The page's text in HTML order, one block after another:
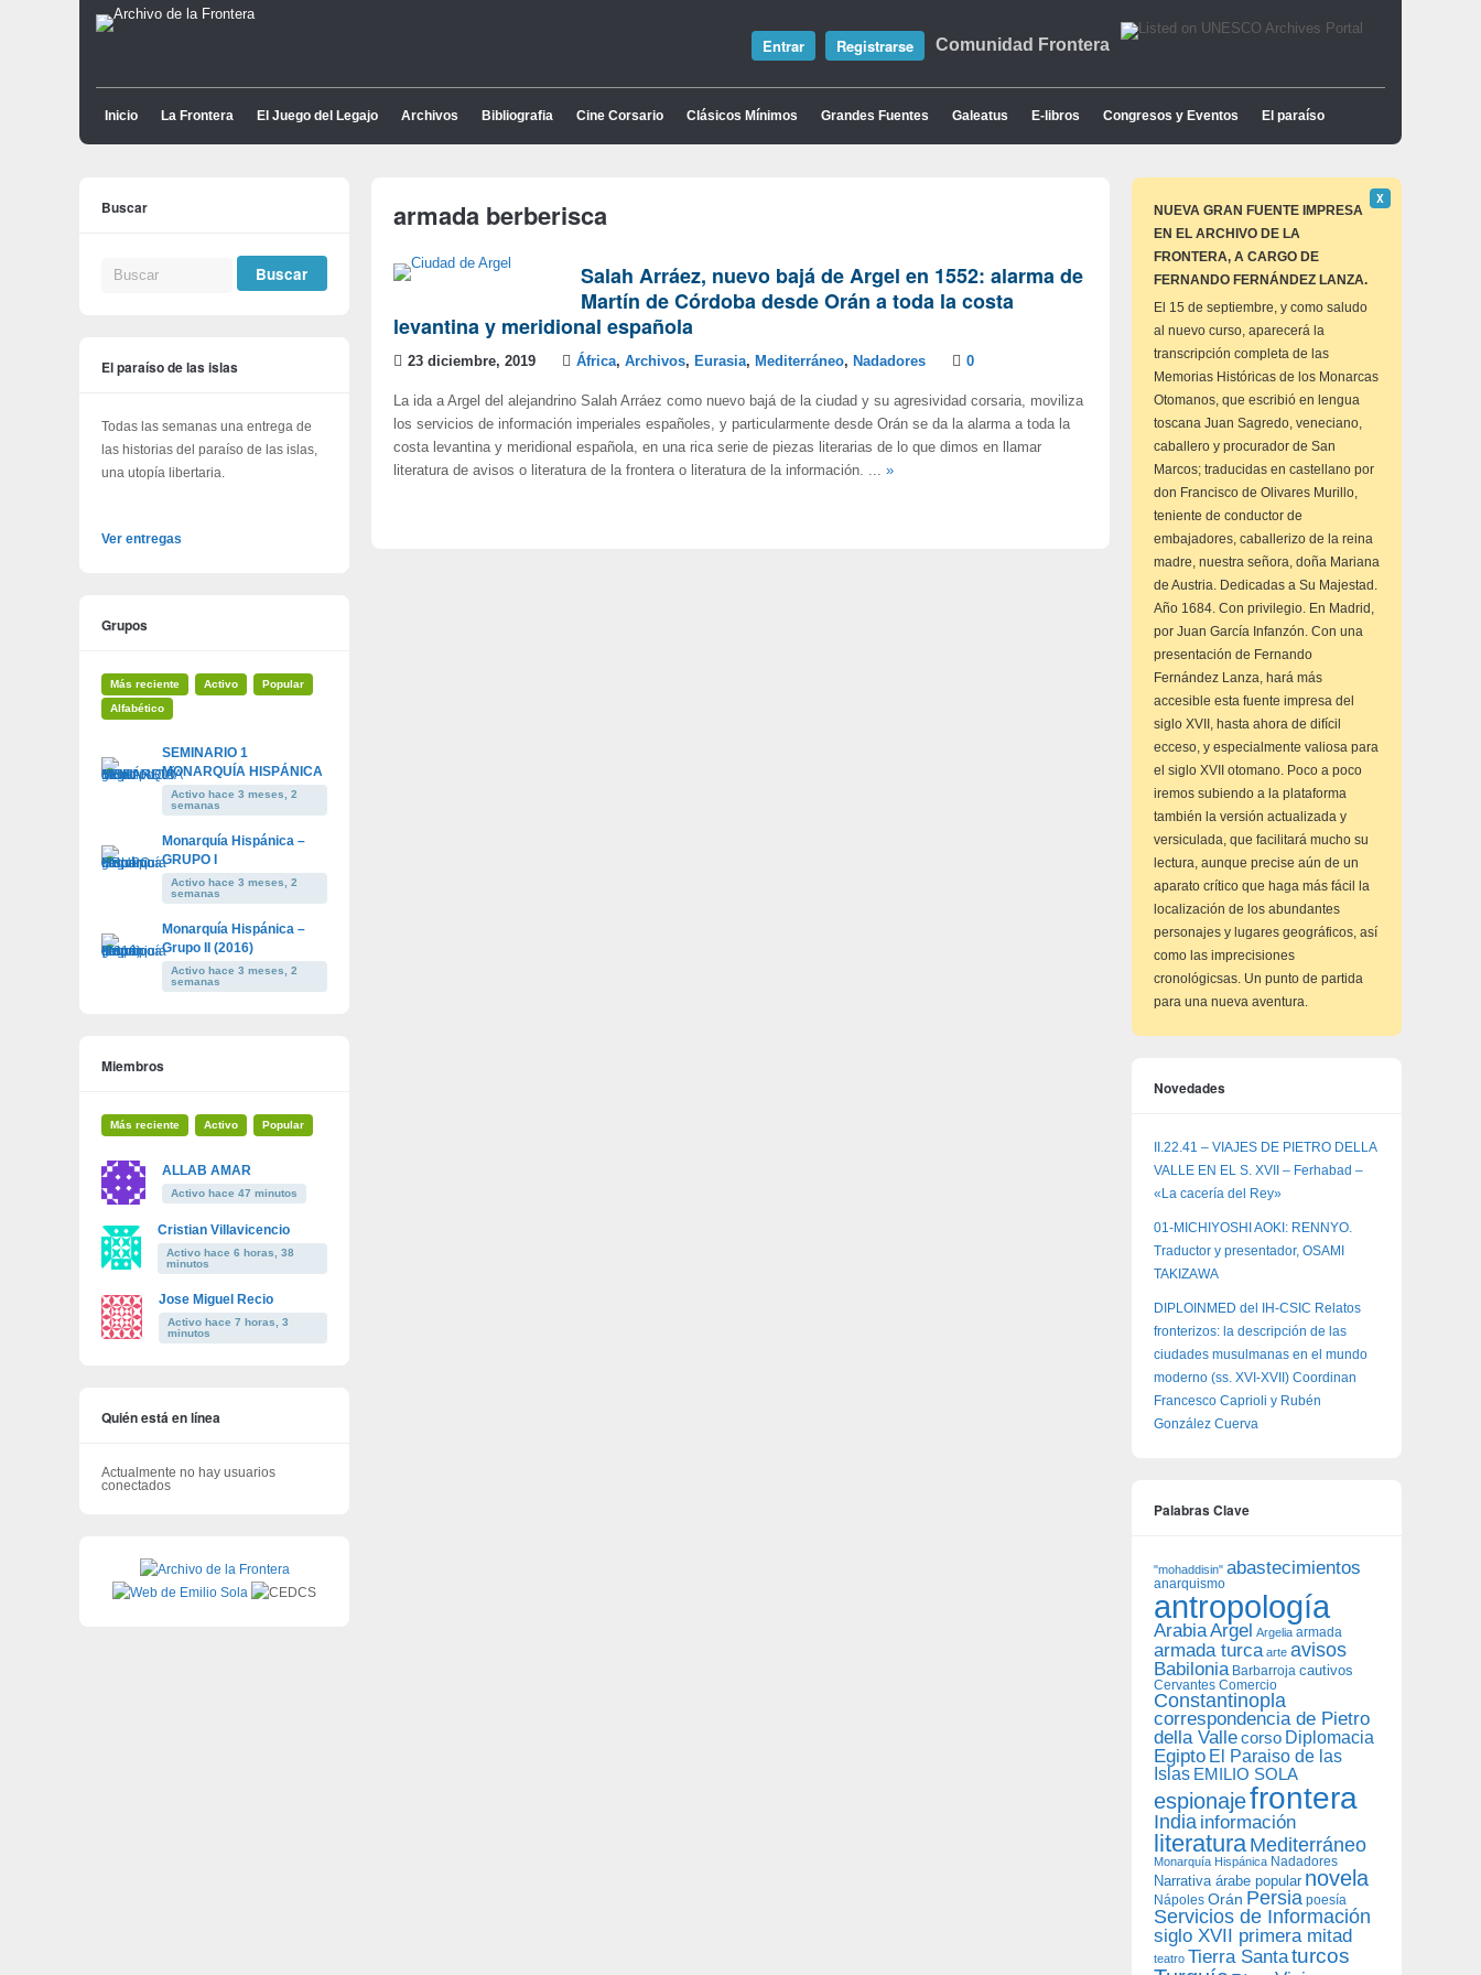
Comunidad Frontera
Entrar Registrarse
Inicio La Frontera El Juego del Legajo Archivos Bibliografia Cine Corsario Clásicos Mínimos Grandes Fuentes Galeatus E-libros Congresos y Eventos El paraíso
armada berberisca
Salah Arráez, nuevo bajá de Argel en 1552: alarma de
Martín de Córdoba desde Orán a toda la costa
levantina y meridional española
23 diciembre, 2019 África, Archivos, Eurasia, Mediterráneo, Nadadores 0
La ida a Argel del alejandrino Salah Arráez como nuevo bajá de la ciudad y su agresividad corsaria, moviliza
los servicios de información imperiales españoles, y particularmente desde Orán se da la alarma a toda la
costa levantina y meridional española, en una rica serie de piezas literarias de lo que dimos en llamar
literatura de avisos o literatura de la frontera o literatura de la información. ... »
Buscar
El paraíso de las islas
Todas las semanas una entrega de
las historias del paraíso de las islas,
una utopía libertaria.
Ver entregas
Grupos
Más reciente Activo
Popular
Alfabético
SEMINARIO 1
MONARQUÍA HISPÁNICA
Activo hace 3 meses, 2
semanas
Monarquía Hispánica –
GRUPO I
Activo hace 3 meses, 2
semanas
Monarquía Hispánica –
Grupo II (2016)
Activo hace 3 meses, 2
semanas
Miembros
Más reciente Activo Popular
ALLAB AMAR
Activo hace 47 minutos
Cristian Villavicencio
Activo hace 6 horas, 38
minutos
Jose Miguel Recio
Activo hace 7 horas, 3
minutos
Quién está en línea
Actualmente no hay usuarios
conectados
NUEVA GRAN FUENTE IMPRESA
EN EL ARCHIVO DE LA
FRONTERA, A CARGO DE
FERNANDO FERNÁNDEZ LANZA.
Descartar
este
Χ
El 15 de septiembre, y como saludo
al nuevo curso, aparecerá la
transcripción completa de las
Memorias Históricas de los Monarcas
Otomanos, que escribió en lengua
toscana Juan Sagredo, veneciano,
caballero y procurador de San
Marcos; traducidas en castellano por
don Francisco de Olivares Murillo,
teniente de conductor de
embajadores, caballerizo de la reina
madre, nuestra señora, doña Mariana
de Austria. Dedicadas a Su Majestad.
Año 1684. Con privilegio. En Madrid,
por Juan García Infanzón. Con una
presentación de Fernando
Fernández Lanza, hará más
accesible esta fuente impresa del
siglo XVII, hasta ahora de difícil
ecceso, y especialmente valiosa para
el siglo XVII otomano. Poco a poco
iremos subiendo a la plataforma
también la versión actualizada y
versiculada, que facilitará mucho su
lectura, aunque precise aún de un
aparato crítico que haga más fácil la
localización de los abundantes
personajes y lugares geográficos, así
como las imprecisiones
cronológicsas. Un punto de partida
para una nueva aventura.
Novedades
II.22.41 – VIAJES DE PIETRO DELLA
VALLE EN EL S. XVII – Ferhabad –
«La cacería del Rey»
01-MICHIYOSHI AOKI: RENNYO.
Traductor y presentador, OSAMI
TAKIZAWA
DIPLOINMED del IH-CSIC Relatos
fronterizos: la descripción de las
ciudades musulmanas en el mundo
moderno (ss. XVI-XVII) Coordinan
Francesco Caprioli y Rubén
González Cuerva
Palabras Clave
"mohaddisin" abastecimientos
anarquismo
antropología
ArabiaArgel Argelia armada
armada turca arte avisos
Babilonia Barbarroja cautivos
Cervantes Comercio
Constantinopla
correspondencia de Pietro
della Vallecorso Diplomacia
Egipto El Paraiso de las
Islas EMILIO SOLA
espionajefrontera
India información
literatura Mediterráneo
Monarquía Hispánica Nadadores
Narrativa árabe popular novela
Nápoles Orán Persia poesía
Servicios de Información
siglo XVII primera mitad
teatro Tierra Santaturcos